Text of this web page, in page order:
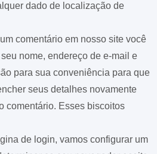
dado de localização de
comentário em nosso site você
nome, endereço de e-mail e
para sua conveniência para que
seus detalhes novamente
comentário. Esses biscoitos
de login, vamos configurar um